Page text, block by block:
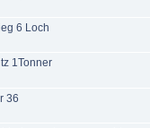
6 Loch
1Tonner
36